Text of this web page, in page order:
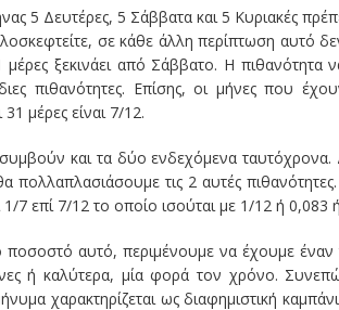
5 Δευτέρες, 5 Σάββατα και 5 Κυριακές
σε κάθε άλλη περίπτωση αυτό
ξεκινάει από Σάββατο. Η πιθανότητα
πιθανότητες. Επίσης, οι μήνες που
μέρες είναι 7/12.
και τα δύο ενδεχόμενα
πολλαπλασιάσουμε τις 2 αυτές
1/7 επί 7/12 το οποίο ισούται με 1/12 ή 0,083
ποσοστό αυτό, περιμένουμε να έχουμε έναν
ή καλύτερα, μία φορά τον χρόνο.
χαρακτηρίζεται ως διαφημιστική